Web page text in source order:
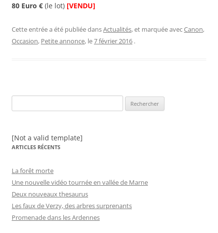
80 Euro € (le lot) [VENDU]
Cette entrée a été publiée dansActualités, et marquée avecCanon,
Occasion, Petite annonce, le7 février 2016 .
[Not a valid template]
ARTICLES RÉCENTS
La forêt morte
Une nouvelle vidéo tournée en vallée de Marne
Deux nouveaux thesaurus
Les faux de Verzy, des arbres surprenants
Promenade dans les Ardennes